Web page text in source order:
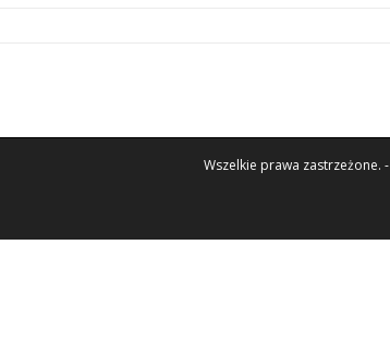
Wszelkie prawa zastrzeżone. -